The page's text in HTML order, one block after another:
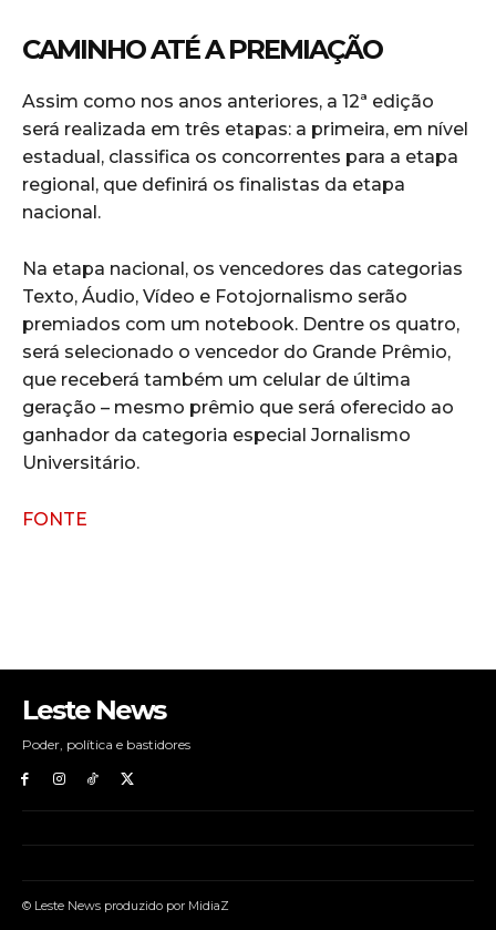
CAMINHO ATÉ A PREMIAÇÃO
Assim como nos anos anteriores, a 12ª edição
será realizada em três etapas: a primeira, em nível
estadual, classifica os concorrentes para a etapa
regional, que definirá os finalistas da etapa
nacional.
Na etapa nacional, os vencedores das categorias
Texto, Áudio, Vídeo e Fotojornalismo serão
premiados com um notebook. Dentre os quatro,
será selecionado o vencedor do Grande Prêmio,
que receberá também um celular de última
geração – mesmo prêmio que será oferecido ao
ganhador da categoria especial Jornalismo
Universitário.
FONTE
Leste News
Poder, política e bastidores
© Leste News produzido por MidiaZ